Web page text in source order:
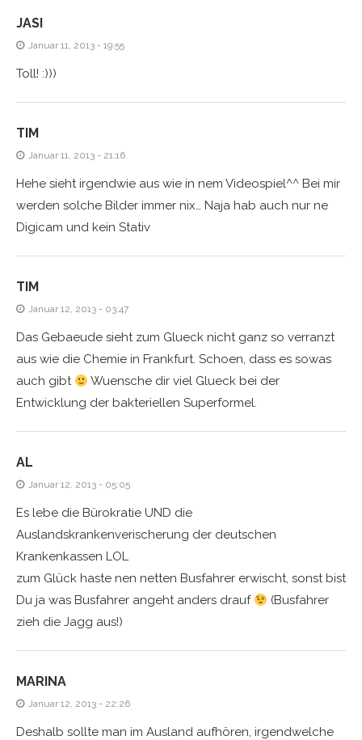
JASI
Januar 11, 2013 - 19:55
Toll! :)))
TIM
Januar 11, 2013 - 21:16
Hehe sieht irgendwie aus wie in nem Videospiel^^ Bei mir
werden solche Bilder immer nix… Naja hab auch nur ne
Digicam und kein Stativ
TIM
Januar 12, 2013 - 03:47
Das Gebaeude sieht zum Glueck nicht ganz so verranzt
aus wie die Chemie in Frankfurt. Schoen, dass es sowas
auch gibt
Wuensche dir viel Glueck bei der
Entwicklung der bakteriellen Superformel.
AL
Januar 12, 2013 - 05:05
Es lebe die Bürokratie UND die
Auslandskrankenverischerung der deutschen
Krankenkassen LOL
zum Glück haste nen netten Busfahrer erwischt, sonst bist
Du ja was Busfahrer angeht anders drauf
(Busfahrer
zieh die Jagg aus!)
MARINA
Januar 12, 2013 - 22:26
Deshalb sollte man im Ausland aufhören, irgendwelche